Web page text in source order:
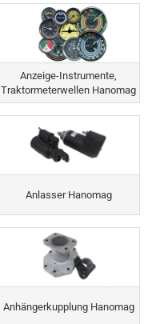
Anzeige-Instrumente,
Traktormeterwellen Hanomag
Anlasser Hanomag
Anhängerkupplung Hanomag